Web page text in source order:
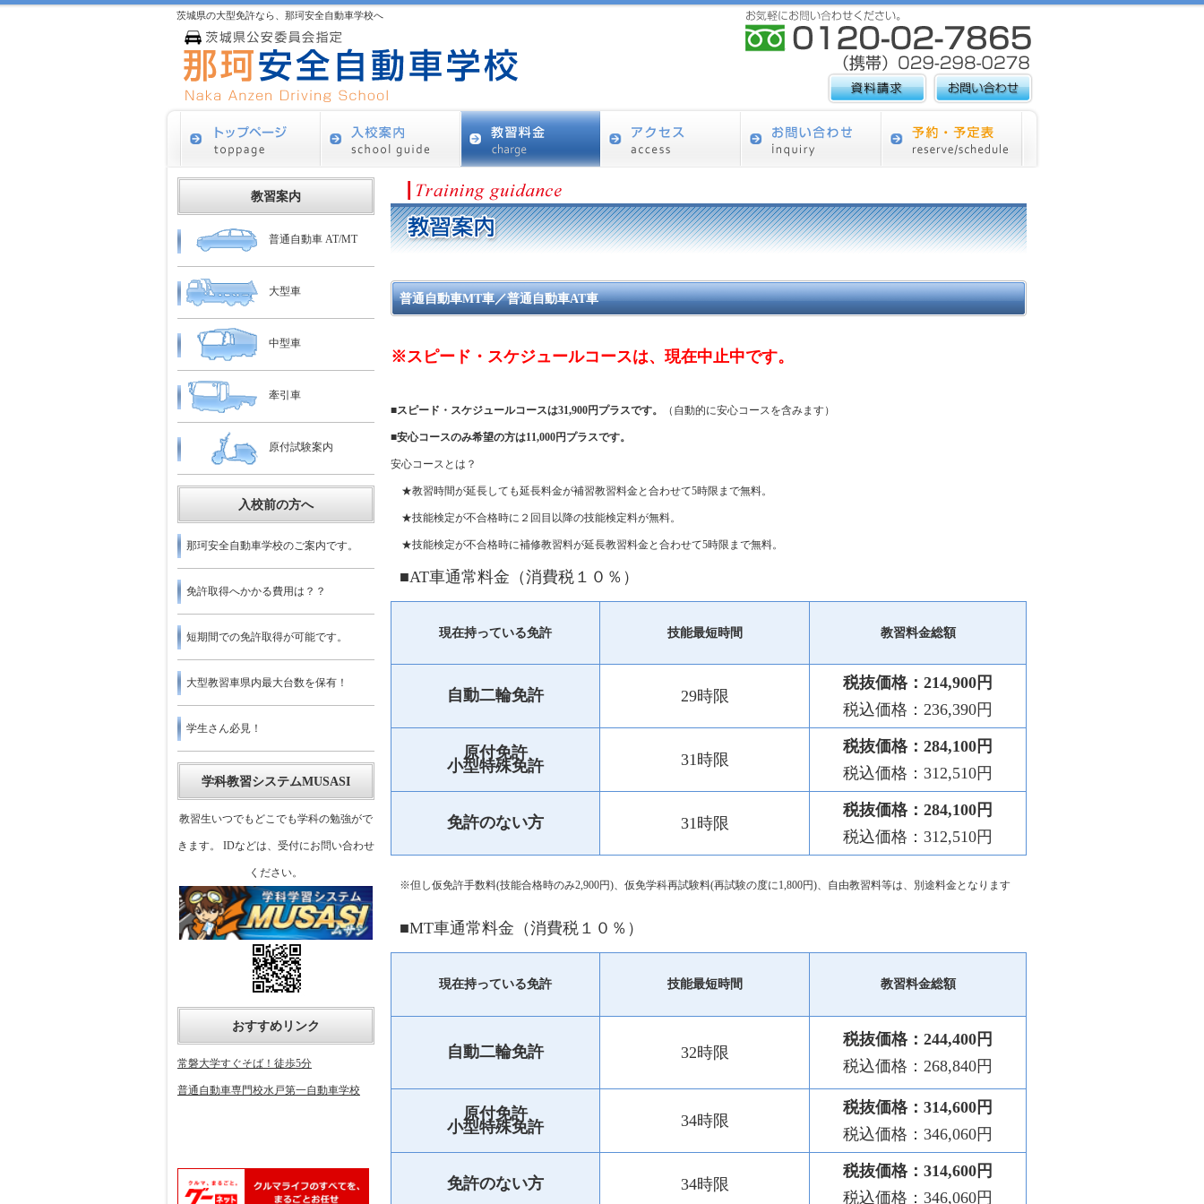
茨城県の大型免許なら、那珂安全自動車学校へ
普通自動車MT車／普通自動車AT車
※スピード・スケジュールコースは、現在中止中です。
■スピード・スケジュールコースは31,900円プラスです。 （自動的に安心コースを含みます）
■安心コースのみ希望の方は11,000円プラスです。
安心コースとは？
★教習時間が延長しても延長料金が補習教習料金と合わせて5時限まで無料。
★技能検定が不合格時に２回目以降の技能検定料が無料。
★技能検定が不合格時に補修教習料が延長教習料金と合わせて5時限まで無料。
■AT車通常料金（消費税１０％）
現在持っている免許 技能最短時間 教習料金総額
自動二輪免許 29時限
税抜価格：214,900円
税込価格：236,390円
原付免許
小型特殊免許 31時限
税抜価格：284,100円
税込価格：312,510円
免許のない方 31時限
税抜価格：284,100円
税込価格：312,510円
※但し仮免許手数料(技能合格時のみ2,900円)、仮免学科再試験料(再試験の度に1,800円)、自由教習料等は、別途料金となります
■MT車通常料金（消費税１０％）
現在持っている免許 技能最短時間 教習料金総額
自動二輪免許 32時限
税抜価格：244,400円
税込価格：268,840円
原付免許
小型特殊免許 34時限
税抜価格：314,600円
税込価格：346,060円
免許のない方 34時限
税抜価格：314,600円
税込価格：346,060円
教習案内
普通自動車 AT/MT
大型車
中型車
牽引車
原付試験案内
入校前の方へ
那珂安全自動車学校のご案内です。
免許取得へかかる費用は？？
短期間での免許取得が可能です。
大型教習車県内最大台数を保有！
学生さん必見！
学科教習システムMUSASI
教習生いつでもどこでも学科の勉強がで
きます。 IDなどは、受付にお問い合わせ
ください。
おすすめリンク
常磐大学すぐそば！徒歩5分
普通自動車専門校水戸第一自動車学校